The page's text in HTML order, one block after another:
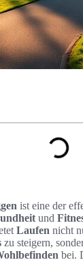
ist eine der
und
Laufen nicht
zu steigern,
bei.